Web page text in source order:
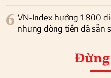
6 VN-Index hướng 1.800
nhưng dòng tiền đã sẵn
Đừng